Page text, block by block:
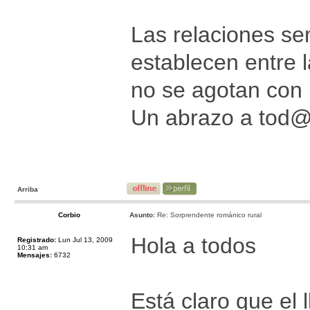
Las relaciones
establecen entre
no se agotan
Un abrazo a
Arriba
Corbio Asunto: Re: Sorprendente románico rural
Registrado: Lun Jul 13, 2009
10:31 am
Mensajes: 6732 Hola a todos
Está claro que el